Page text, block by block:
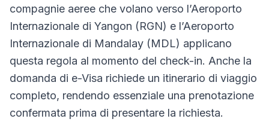
compagnie aeree che volano verso l’Aeroporto
Internazionale di Yangon (RGN) e l’Aeroporto
Internazionale di Mandalay (MDL) applicano
questa regola al momento del check-in. Anche la
domanda di e-Visa richiede un itinerario di viaggio
completo, rendendo essenziale una prenotazione
confermata prima di presentare la richiesta.